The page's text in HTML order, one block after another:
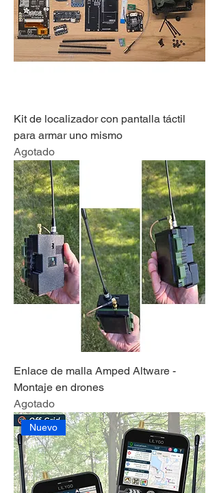
Kit de localizador con pantalla táctil
para armar uno mismo
Agotado
Enlace de malla Amped Altware -
Montaje en drones
Agotado
Nuevo